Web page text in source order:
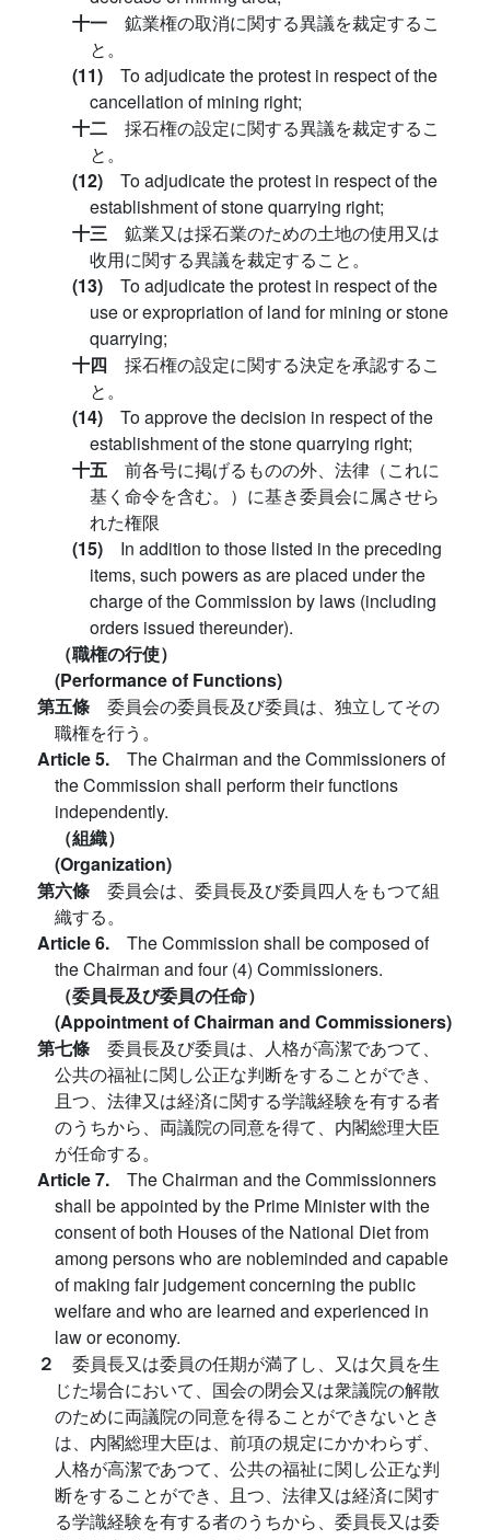
十一 鉱業権の取消に関する異議を裁定するこ
と。
(11) To adjudicate the protest in respect of the
cancellation of mining right;
十二 採石権の設定に関する異議を裁定するこ
と。
(12) To adjudicate the protest in respect of the
establishment of stone quarrying right;
十三 鉱業又は採石業のための土地の使用又は
收用に関する異議を裁定すること。
(13) To adjudicate the protest in respect of the
use or expropriation of land for mining or stone
quarrying;
十四 採石権の設定に関する決定を承認するこ
と。
(14) To approve the decision in respect of the
establishment of the stone quarrying right;
十五 前各号に掲げるものの外、法律（これに
基く命令を含む。）に基き委員会に属させら
れた権限
(15) In addition to those listed in the preceding
items, such powers as are placed under the
charge of the Commission by laws (including
orders issued thereunder).
（職権の行使）
(Performance of Functions)
第五條 委員会の委員長及び委員は、独立してその
職権を行う。
Article 5. The Chairman and the Commissioners of
the Commission shall perform their functions
independently.
（組織）
(Organization)
第六條 委員会は、委員長及び委員四人をもつて組
織する。
Article 6. The Commission shall be composed of
the Chairman and four (4) Commissioners.
（委員長及び委員の任命）
(Appointment of Chairman and Commissioners)
第七條 委員長及び委員は、人格が高潔であつて、
公共の福祉に関し公正な判断をすることができ、
且つ、法律又は経済に関する学識経験を有する者
のうちから、両議院の同意を得て、内閣総理大臣
が任命する。
Article 7. The Chairman and the Commissionners
shall be appointed by the Prime Minister with the
consent of both Houses of the National Diet from
among persons who are nobleminded and capable
of making fair judgement concerning the public
welfare and who are learned and experienced in
law or economy.
２ 委員長又は委員の任期が満了し、又は欠員を生
じた場合において、国会の閉会又は衆議院の解散
のために両議院の同意を得ることができないとき
は、内閣総理大臣は、前項の規定にかかわらず、
人格が高潔であつて、公共の福祉に関し公正な判
断をすることができ、且つ、法律又は経済に関す
る学識経験を有する者のうちから、委員長又は委